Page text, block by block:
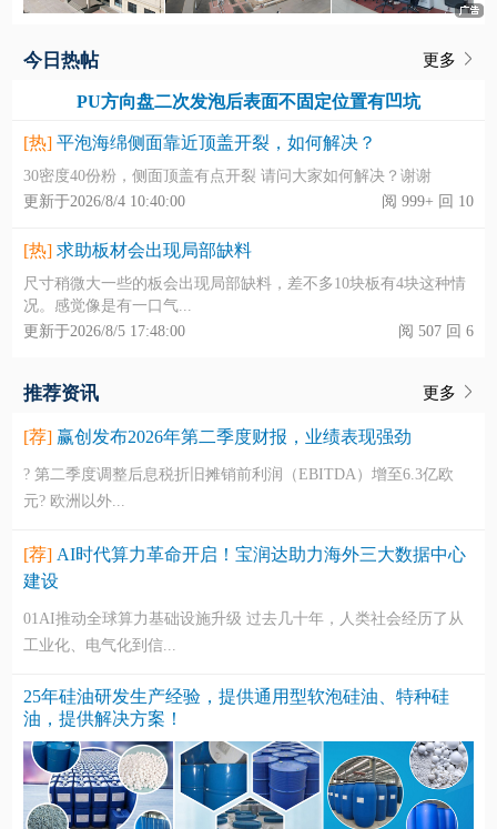
更多
今日热帖
PU方向盘二次发泡后表面不固定位置有凹坑
[热]平泡海绵侧面靠近顶盖开裂，如何解决？
30密度40份粉，侧面顶盖有点开裂 请问大家如何解决？谢谢
更新于2026/8/4 10:40:00
阅 999+ 回 10
[热]求助板材会出现局部缺料
尺寸稍微大一些的板会出现局部缺料，差不多10块板有4块这种情
况。感觉像是有一口气...
更新于2026/8/5 17:48:00
阅 507 回 6
更多
推荐资讯
[荐] 赢创发布2026年第二季度财报，业绩表现强劲
? 第二季度调整后息税折旧摊销前利润（EBITDA）增至6.3亿欧
元? 欧洲以外...
[荐] AI时代算力革命开启！宝润达助力海外三大数据中心
建设
01AI推动全球算力基础设施升级 过去几十年，人类社会经历了从
工业化、电气化到信...
25年硅油研发生产经验，提供通用型软泡硅油、特种硅
油，提供解决方案！